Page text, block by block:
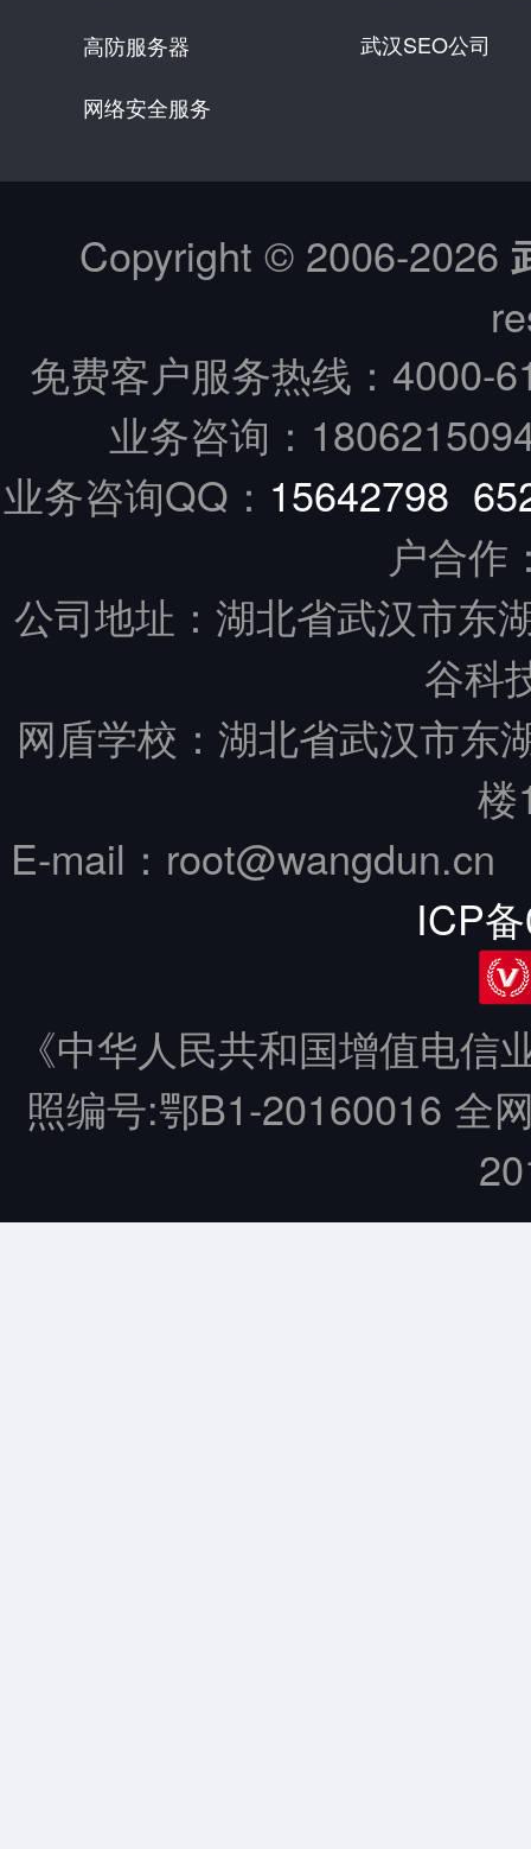
高防服务器
网络安全服务
武汉SEO公司
Copyright © 2006-2026
免费客户服务热线： 4000-
业务咨询：
业务咨询QQ： 15642798
户合作
公司地址：湖北省武汉市东
谷科
网盾学校：湖北省武汉市东
楼
E-mail：
ICP
《中华人民共和国增值电
照编号:鄂B1-20160016 全